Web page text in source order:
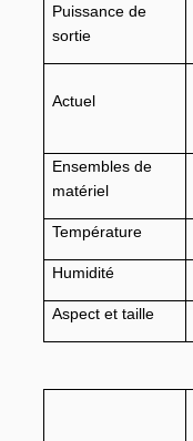
Puissance de
sortie
Actuel
Ensembles de
matériel
Température
Humidité
Aspect et taille